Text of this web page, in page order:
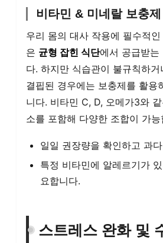
비타민 & 미네랄 보충제
우리 몸의 대사 작용에 필수적
은 균형 잡힌 식단에서 공급받는
다. 하지만 식습관이 불규칙하
결핍된 경우에는 보충제를 활용
니다. 비타민 C, D, 오메가3와
소를 포함해 다양한 조합이 가능
일일 권장량을 확인하고 과
특정 비타민에 알레르기가
요합니다.
스트레스 완화 및